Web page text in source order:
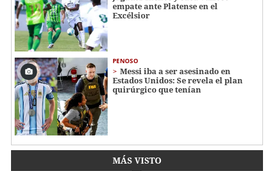
empate ante Platense en el
Excélsior
PENOSO
Messi iba a ser asesinado en
Estados Unidos: Se revela el plan
quirúrgico que tenían
MÁS VISTO